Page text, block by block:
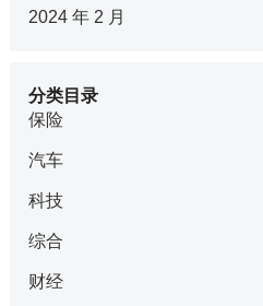
2024 年 2 月
分类目录
保险
汽车
科技
综合
财经